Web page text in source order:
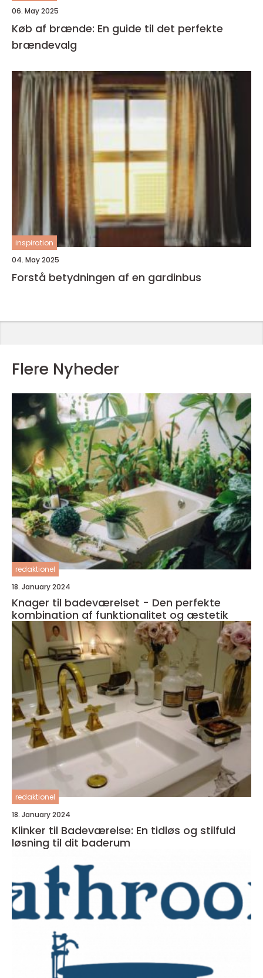
06. May 2025
Køb af brænde: En guide til det perfekte
brændevalg
inspiration
04. May 2025
Forstå betydningen af en gardinbus
Flere Nyheder
redaktionel
18. January 2024
Knager til badeværelset - Den perfekte
kombination af funktionalitet og æstetik
redaktionel
18. January 2024
Klinker til Badeværelse: En tidløs og stilfuld
løsning til dit baderum